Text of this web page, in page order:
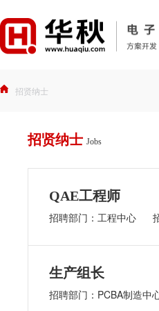
招贤纳士
招贤纳士 Jobs
QAE工程师
招聘部门：工程中心
生产组长
招聘部门：PCBA制造中